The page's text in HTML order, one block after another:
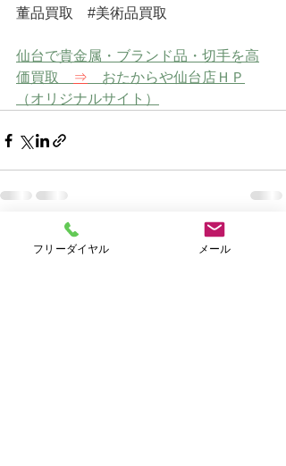
董品買取
#美術品買取
仙台で貴金属・ブランド品・切手を高
価買取
⇒ おたからや仙台店ＨＰ
（オリジナルサイト）
最新記事 すべて表示
フリーダイヤル メール